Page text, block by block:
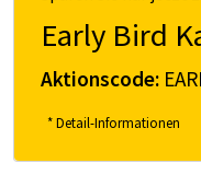
Early Bird
Aktionscode:
* Detail-Informationen